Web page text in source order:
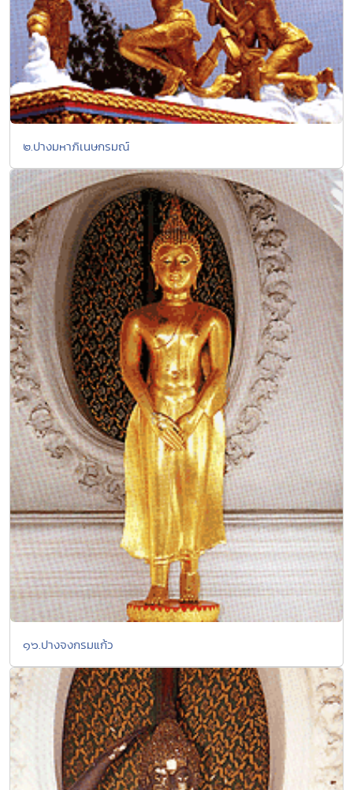
๒.ปางมหาภิเนษกรมณ์
๑๖.ปางจงกรมแก้ว